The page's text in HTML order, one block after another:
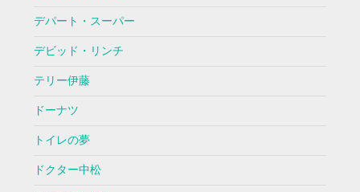
デパート・スーパー
デビッド・リンチ
テリー伊藤
ドーナツ
トイレの夢
ドクター中松